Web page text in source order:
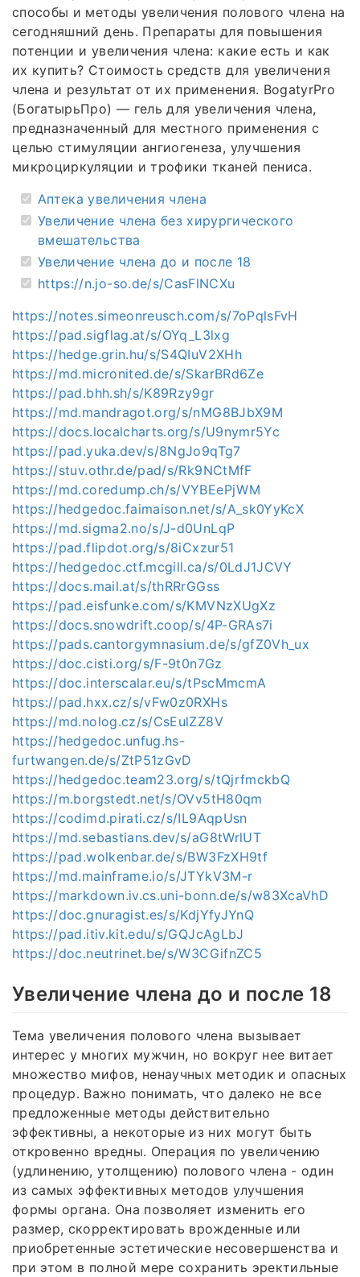
способы и методы увеличения полового члена на
сегодняшний день. Препараты для повышения
потенции и увеличения члена: какие есть и как
их купить? Стоимость средств для увеличения
члена и результат от их применения. BogatyrPro
(БогатырьПро) — гель для увеличения члена,
предназначенный для местного применения с
целью стимуляции ангиогенеза, улучшения
микроциркуляции и трофики тканей пениса.
Аптека увеличения члена
Увеличение члена без хирургического
вмешательства
Увеличение члена до и после 18
https://n.jo-so.de/s/CasFlNCXu
https://notes.simeonreusch.com/s/7oPqlsFvH
https://pad.sigflag.at/s/OYq_L3lxg
https://hedge.grin.hu/s/S4QIuV2XHh
https://md.micronited.de/s/SkarBRd6Ze
https://pad.bhh.sh/s/K89Rzy9gr
https://md.mandragot.org/s/nMG8BJbX9M
https://docs.localcharts.org/s/U9nymr5Yc
https://pad.yuka.dev/s/8NgJo9qTg7
https://stuv.othr.de/pad/s/Rk9NCtMfF
https://md.coredump.ch/s/VYBEePjWM
https://hedgedoc.faimaison.net/s/A_sk0YyKcX
https://md.sigma2.no/s/J-d0UnLqP
https://pad.flipdot.org/s/8iCxzur51
https://hedgedoc.ctf.mcgill.ca/s/0LdJ1JCVY
https://docs.mail.at/s/thRRrGGss
https://pad.eisfunke.com/s/KMVNzXUgXz
https://docs.snowdrift.coop/s/4P-GRAs7i
https://pads.cantorgymnasium.de/s/gfZ0Vh_ux
https://doc.cisti.org/s/F-9t0n7Gz
https://doc.interscalar.eu/s/tPscMmcmA
https://pad.hxx.cz/s/vFw0z0RXHs
https://md.nolog.cz/s/CsEulZZ8V
https://hedgedoc.unfug.hs-
furtwangen.de/s/ZtP51zGvD
https://hedgedoc.team23.org/s/tQjrfmckbQ
https://m.borgstedt.net/s/OVv5tH80qm
https://codimd.pirati.cz/s/IL9AqpUsn
https://md.sebastians.dev/s/aG8tWrlUT
https://pad.wolkenbar.de/s/BW3FzXH9tf
https://md.mainframe.io/s/JTYkV3M-r
https://markdown.iv.cs.uni-bonn.de/s/w83XcaVhD
https://doc.gnuragist.es/s/KdjYfyJYnQ
https://pad.itiv.kit.edu/s/GQJcAgLbJ
https://doc.neutrinet.be/s/W3CGifnZC5
Увеличение члена до и после 18
Тема увеличения полового члена вызывает
интерес у многих мужчин, но вокруг нее витает
множество мифов, ненаучных методик и опасных
процедур. Важно понимать, что далеко не все
предложенные методы действительно
эффективны, а некоторые из них могут быть
откровенно вредны. Операция по увеличению
(удлинению, утолщению) полового члена - один
из самых эффективных методов улучшения
формы органа. Она позволяет изменить его
размер, скорректировать врожденные или
приобретенные эстетические несовершенства и
при этом в полной мере сохранить эректильные